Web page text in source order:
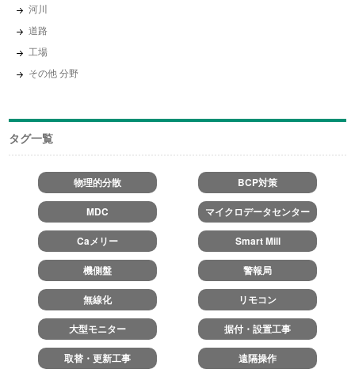
河川
道路
工場
その他 分野
タグ一覧
物理的分散 BCP対策
MDC マイクロデータセンター
Caメリー Smart Mill
機側盤 警報局
無線化 リモコン
大型モニター 据付・設置工事
取替・更新工事 遠隔操作